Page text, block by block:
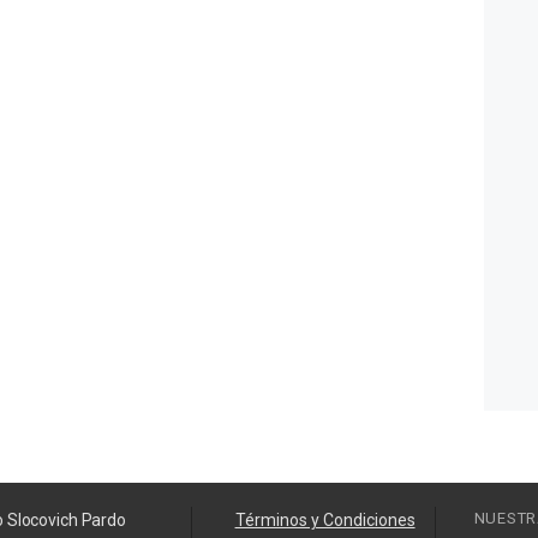
Slocovich Pardo Términos y Condiciones